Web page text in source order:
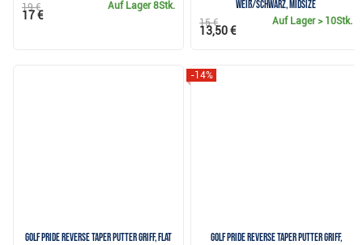
Auf Lager8Stk.
19 €
17 €
weiß/schwarz, Midsize
Auf Lager> 10Stk.
15 €
13,50 €
Golf Pride Reverse Taper Putter Griff, Flat
Golf Pride Reverse Taper Putter Griff,
-14%